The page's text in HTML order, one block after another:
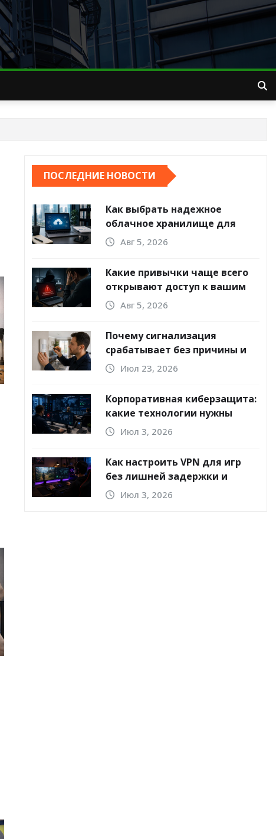
ПОСЛЕДНИЕ НОВОСТИ
Как выбрать надежное
облачное хранилище для
компании
Авг 5, 2026
Какие привычки чаще всего
открывают доступ к вашим
аккаунтам
Авг 5, 2026
Почему сигнализация
срабатывает без причины и
что делать
Июл 23, 2026
Корпоративная киберзащита:
какие технологии нужны
бизнесу
Июл 3, 2026
Как настроить VPN для игр
без лишней задержки и
обрывов
Июл 3, 2026